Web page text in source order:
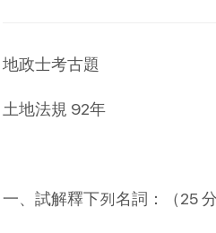
地政士考古題
土地法規 92年
一、試解釋下列名詞：（25